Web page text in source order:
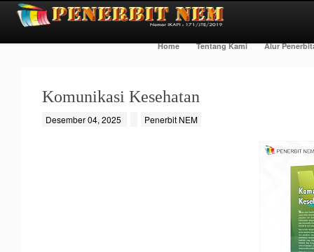
Home Tentang Kami Alur
Komunikasi Kesehatan
Desember 04, 2025 Penerbit NEM